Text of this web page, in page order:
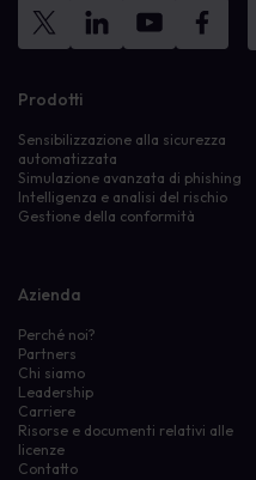
Prodotti
Sensibilizzazione alla sicurezza
automatizzata
Simulazione avanzata di phishing
Intelligenza e analisi del rischio
Gestione della conformità
Azienda
Perché noi?
Partners
Chi siamo
Leadership
Carriere
Risorse e documenti relativi alle
licenze
Contatto